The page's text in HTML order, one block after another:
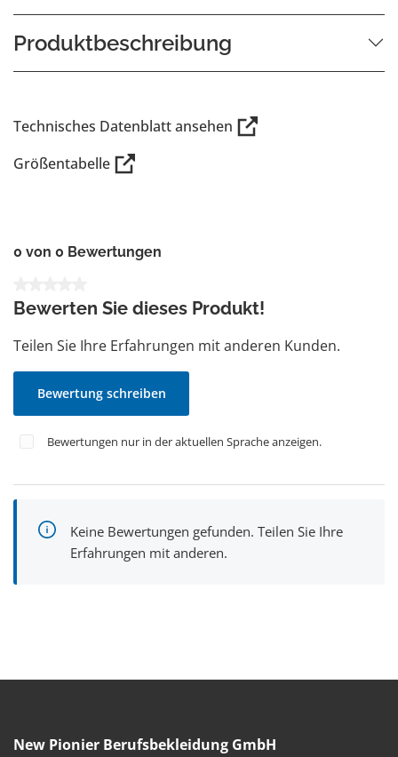
Produktbeschreibung
Technisches Datenblatt ansehen
Größentabelle
0 von 0 Bewertungen
Bewerten Sie dieses Produkt!
Teilen Sie Ihre Erfahrungen mit anderen Kunden.
Bewertung schreiben
Bewertungen nur in der aktuellen Sprache anzeigen.
Keine Bewertungen gefunden. Teilen Sie Ihre
Erfahrungen mit anderen.
New Pionier Berufsbekleidung GmbH